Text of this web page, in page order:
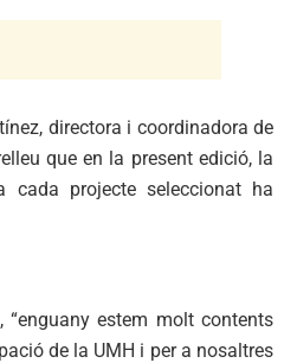
directora i coordinadora de
que en la present edició, la
cada projecte seleccionat ha
“enguany estem molt contents
de la UMH i per a nosaltres